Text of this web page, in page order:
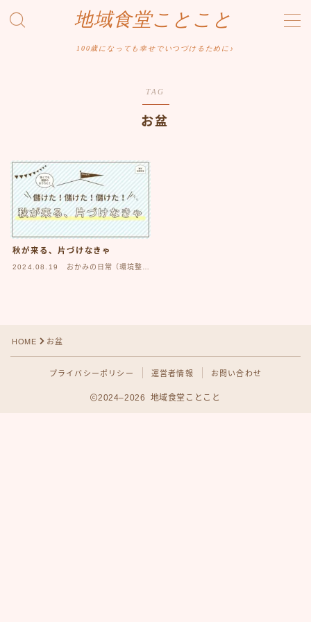
地域食堂ことこと
100歳になっても幸せでいつづけるために♪
おかみの日常（仕事編）
おかみの日常（環境整備編）
おかみのメニュー開発
TAG
お盆
秋が来る、片づけなきゃ
2024.08.19
おかみの日常（環境整備
HOME お盆
プライバシーポリシー 運営者情報 お問い合わせ
2024–2026 地域食堂ことこと